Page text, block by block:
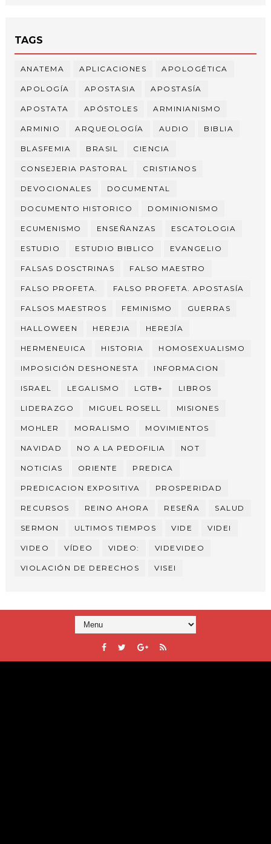
TAGS
ANATEMA APLICACIONES APOLOGÉTICA
APOLOGÍA APOSTASIA APOSTASÍA
APOSTATA APÓSTOLES ARMINIANISMO
ARMINIO ARQUEOLOGÍA AUDIO BIBLIA
BLASFEMIA BRASIL CIENCIA
CONSEJERIA PASTORAL CRISTIANOS
DEVOCIONALES DOCUMENTAL
DOCUMENTO HISTORICO DOMINIONISMO
ECUMENISMO ENSEÑANZAS ESCATOLOGIA
ESTUDIO ESTUDIO BIBLICO EVANGELIO
FALSAS DOSCTRINAS FALSO MAESTRO
FALSO PROFETA. FALSO PROFETA. APOSTASÍA
FALSOS MAESTROS FEMINISMO GUERRAS
HALLOWEEN HEREJIA HEREJÍA
HERMENEUICA HISTORIA HOMOSEXUALISMO
IMPOSICIÓN DESHONESTA INFORMACION
ISRAEL LEGALISMO LGTB+ LIBROS
LIDERAZGO MIGUEL ROSELL MISIONES
MOHLER MORALISMO MOVIMIENTOS
NAVIDAD NO A LA PEDOFILIA NOT
NOTICIAS ORIENTE PREDICA
PREDICACION EXPOSITIVA PROSPERIDAD
RECURSOS REINO AHORA RESEÑA SALUD
SERMON ULTIMOS TIEMPOS VIDE VIDEI
VIDEO VÍDEO VIDEO: VIDEVIDEO
VIOLACIÓN DE DERECHOS VISEI